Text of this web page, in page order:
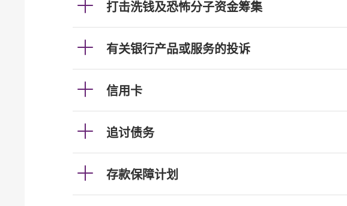
打击洗钱及恐怖分子资金筹集
有关银行产品或服务的投诉
信用卡
追讨债务
存款保障计划